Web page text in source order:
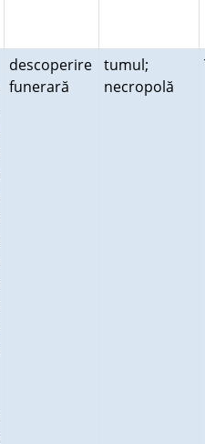
descoperire
funerară
tumul;
necropolă